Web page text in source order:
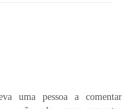
uma pessoa a comentar